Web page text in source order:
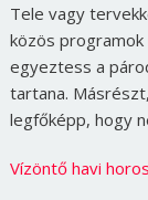
Tele vagy
közös
egyeztess a
tartana.
legfőképp, hogy
Vízöntő havi